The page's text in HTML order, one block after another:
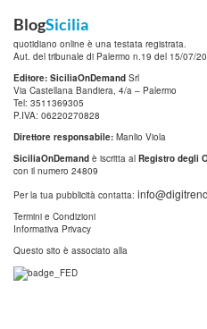
BlogSicilia
quotidiano online è una testata registrata.
Aut. del tribunale di Palermo n.19 del 15/07/
Editore: SiciliaOnDemand Srl
Via Castellana Bandiera, 4/a – Palermo
Tel: 3511369305
P.IVA: 06220270828
Direttore responsabile: Manlio Viola
SiciliaOnDemand è iscritta al Registro degli
con il numero 24809
Per la tua pubblicità contatta:
Termini e Condizioni
Informativa Privacy
Questo sito è associato alla